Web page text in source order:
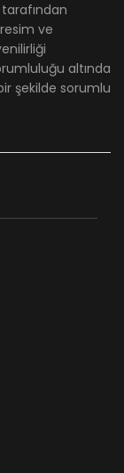
ve
altında
şekilde sorumlu